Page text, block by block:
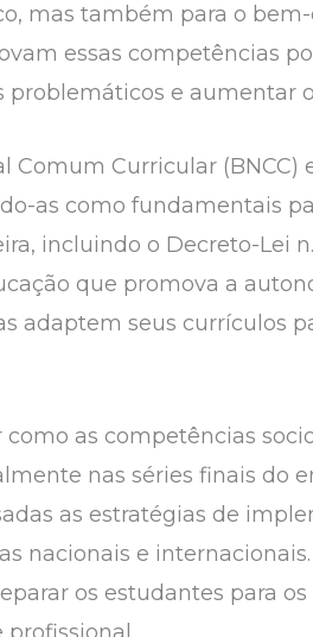
mas também para o
essas competências
e aumentar
Comum Curricular
as como fundamentais
incluindo o Decreto-Lei
que promova a
adaptem seus currículos
como as competências
nas séries finais do
as estratégias de
nacionais e
os estudantes para